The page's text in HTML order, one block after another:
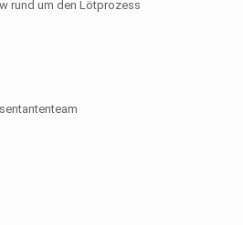
rund um den Lötprozess